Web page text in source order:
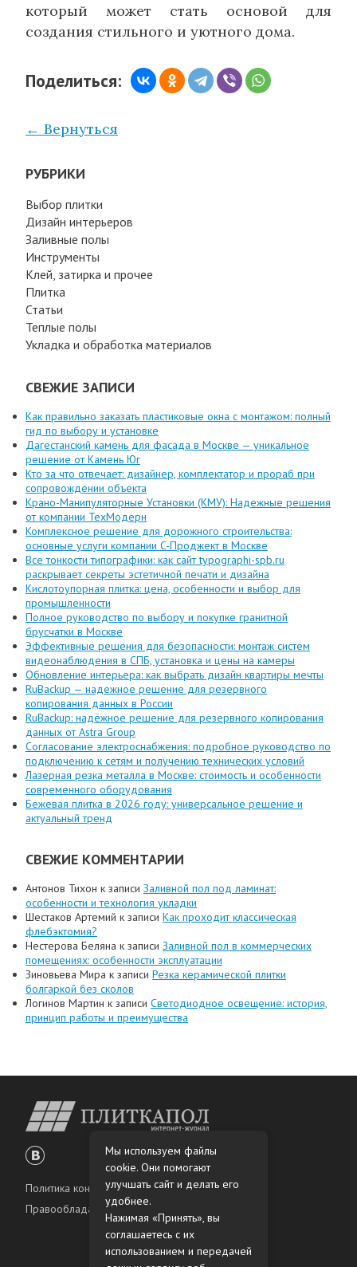
который может стать основой для
создания стильного и уютного дома.
Поделиться:
← Вернуться
РУБРИКИ
Выбор плитки
Дизайн интерьеров
Заливные полы
Инструменты
Клей, затирка и прочее
Плитка
Статьи
Теплые полы
Укладка и обработка материалов
СВЕЖИЕ ЗАПИСИ
Как правильно заказать пластиковые окна с монтажом: полный
гид по выбору и установке
Дагестанский камень для фасада в Москве — уникальное
решение от Камень Юг
Кто за что отвечает: дизайнер, комплектатор и прораб при
сопровождении объекта
Крано-Манипуляторные Установки (КМУ): Надежные решения
от компании ТехМодерн
Комплексное решение для дорожного строительства:
основные услуги компании C-Проджект в Москве
Все тонкости типографики: как сайт typographi-spb.ru
раскрывает секреты эстетичной печати и дизайна
Кислотоупорная плитка: цена, особенности и выбор для
промышленности
Полное руководство по выбору и покупке гранитной
брусчатки в Москве
Эффективные решения для безопасности: монтаж систем
видеонаблюдения в СПБ, установка и цены на камеры
Обновление интерьера: как выбрать дизайн квартиры мечты
RuBackup — надежное решение для резервного
копирования данных в России
RuBackup: надёжное решение для резервного копирования
данных от Astra Group
Согласование электроснабжения: подробное руководство по
подключению к сетям и получению технических условий
Лазерная резка металла в Москве: стоимость и особенности
современного оборудования
Бежевая плитка в 2026 году: универсальное решение и
актуальный тренд
СВЕЖИЕ КОММЕНТАРИИ
Антонов Тихон к записи Заливной пол под ламинат:
особенности и технология укладки
Шестаков Артемий к записи Как проходит классическая
флебэктомия?
Нестерова Беляна к записи Заливной пол в коммерческих
помещениях: особенности эксплуатации
Зиновьева Мира к записи Резка керамической плитки
болгаркой без сколов
Логинов Мартин к записи Светодиодное освещение: история,
принцип работы и преимущества
Политика конфиденциальности
Правообладателям
Мы используем файлы
cookie. Они помогают
улучшать сайт и делать его
удобнее.
Нажимая «Принять», вы
соглашаетесь с их
использованием и передачей